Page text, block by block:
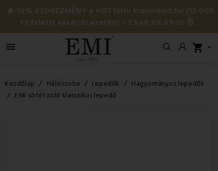
🔥 10% KEDVEZMÉNY a HOT10HU kuponkóddal (12 000
Ft feletti vásárlás esetén) – CSAK 08.09-IG ⏰
 shopping_cart 
Kezdőlap Hálószoba Lepedők
Hagyományos lepedők
EMI sötétzöld klasszikus lepedő